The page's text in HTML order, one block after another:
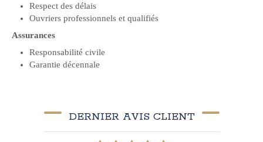
Respect des délais
Ouvriers professionnels et qualifiés
Assurances
Responsabilité civile
Garantie décennale
DERNIER AVIS CLIENT